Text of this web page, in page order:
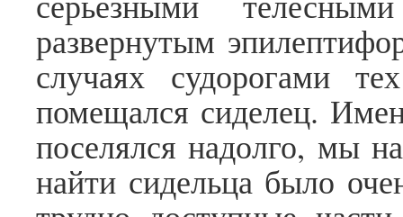
развернутым
случаях судорогами
помещался сиделец.
поселялся надолго, мы
найти сидельца было